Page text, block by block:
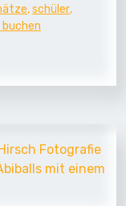
,schüler,
Fotografie
mit einem